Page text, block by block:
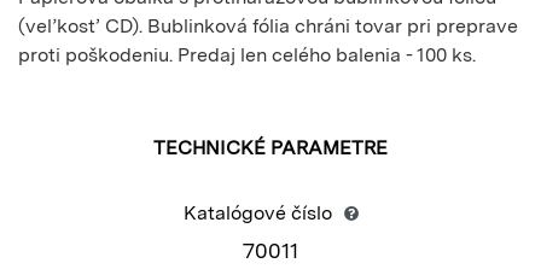
(veľkosť CD). Bublinková fólia chráni tovar pri preprave
proti poškodeniu. Predaj len celého balenia - 100 ks.
TECHNICKÉ PARAMETRE
Katalógové číslo
70011